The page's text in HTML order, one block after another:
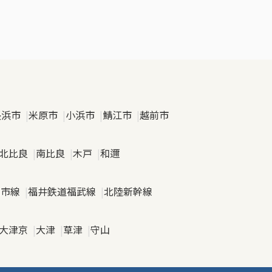
市 米原市 小浜市 鯖江市 越前市
比良 南比良 木戸 和邇
線 福井鉄道福武線 北陸新幹線
大津京 大津 草津 守山